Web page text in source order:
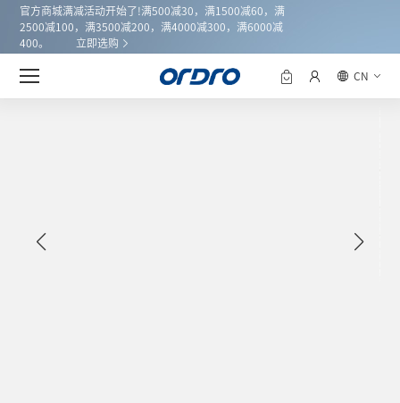
官方商城满减活动开始了!满500减30，满1500减60，满
2500减100，满3500减200，满4000减300，满6000减
400。
立即选购
CN
行业资讯
欧达品牌携全系影像新品亮相2026香港春季
电子产品展